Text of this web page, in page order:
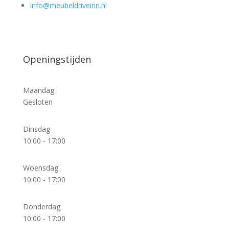
info@meubeldriveinn.nl
Openingstijden
Maandag
Gesloten
Dinsdag
10:00 - 17:00
Woensdag
10:00 - 17:00
Donderdag
10:00 - 17:00